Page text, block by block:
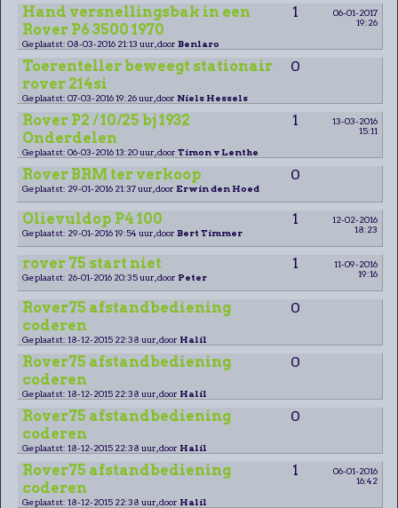
Hand versnellingsbak in een
Rover P6 3500 1970
1
06-01-2017
19:26
Geplaatst: 08-03-2016 21:13 uur, door Benlaro
Toerenteller beweegt stationair
rover 214si
0
Geplaatst: 07-03-2016 19:26 uur, door Niels Hessels
Rover P2 / 10/25 bj 1932
Onderdelen
1
13-03-2016
15:11
Geplaatst: 06-03-2016 13:20 uur, door Timon v Lenthe
Rover BRM ter verkoop 0
Geplaatst: 29-01-2016 21:37 uur, door Erwin den Hoed
Olievuldop P4 100 1
12-02-2016
18:23
Geplaatst: 29-01-2016 19:54 uur, door Bert Timmer
rover 75 start niet 1
11-09-2016
19:16
Geplaatst: 26-01-2016 20:35 uur, door Peter
Rover75 afstandbediening
coderen
0
Geplaatst: 18-12-2015 22:38 uur, door Halil
Rover75 afstandbediening
coderen
0
Geplaatst: 18-12-2015 22:38 uur, door Halil
Rover75 afstandbediening
coderen
0
Geplaatst: 18-12-2015 22:38 uur, door Halil
Rover75 afstandbediening
coderen
1
06-01-2016
16:42
Geplaatst: 18-12-2015 22:38 uur, door Halil